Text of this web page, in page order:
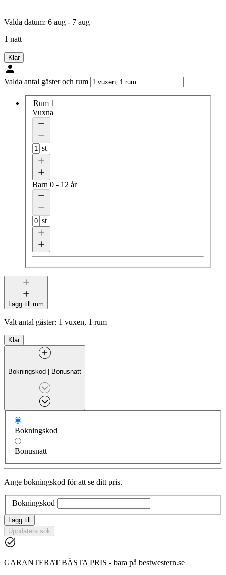
Valda datum: 6 aug - 7 aug
1 natt
Klar
Valda antal gäster och rum
Rum 1
Vuxna
st
Barn 0 - 12 år
st
Lägg till rum
Valt antal gäster: 1 vuxen, 1 rum
Klar
Bokningskod | Bonusnatt
Bokningskod
Bonusnatt
Ange bokningskod för att se ditt pris.
Bokningskod
Lägg till
Uppdatera sök
GARANTERAT BÄSTA PRIS - bara på bestwestern.se